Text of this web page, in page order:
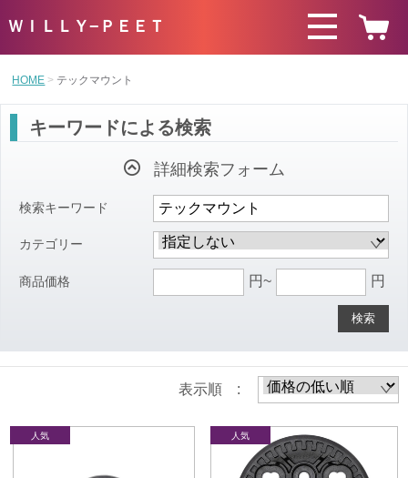
ＷＩＬＬＹ−ＰＥＥＴ
HOME テックマウント
キーワードによる検索
詳細検索フォーム
検索キーワード
カテゴリー
商品価格 円~ 円
検索
表示順 :